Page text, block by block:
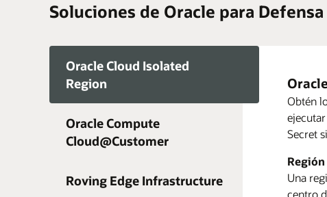
Soluciones de Oracle para
Oracle Cloud Isolated
Region
Oracle Compute
Cloud@Customer
Roving Edge Infrastructure
Obtén
Secret
Una
centro
Ficha
3
Más